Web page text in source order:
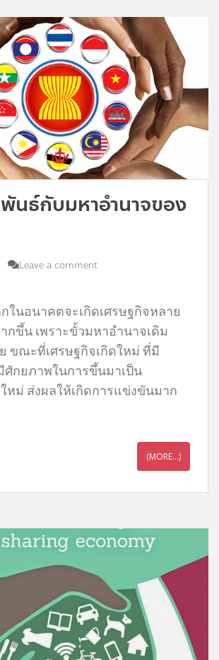
นธ์กับมหาอำนาจของ
Leave a comment
ในอนาคตจะเกิดเศรษฐกิจหลาย
กขึ้น เพราะขั้วมหาอำนาจเดิม
ขณะที่เศรษฐกิจเกิดใหม่ ที่มี
กยภาพในการขึ้นมาเป็น
หม่ ส่งผลให้เกิดการแข่งขันมาก
(MORE…)